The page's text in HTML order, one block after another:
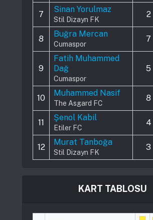
7
Sinan Yorulmaz
Stil Dizayn FK
2
8
Buğra Mercan
Cumaspor
7
9
Fatih Muhammed
Dağ
Cumaspor
5
10
Muhammed Nasif
The Asgard FC
8
11
Şenol Kabil
Etiler FC
4
12
Murat Tanboğa
Stil Dizayn FK
3
KART TABLOSU